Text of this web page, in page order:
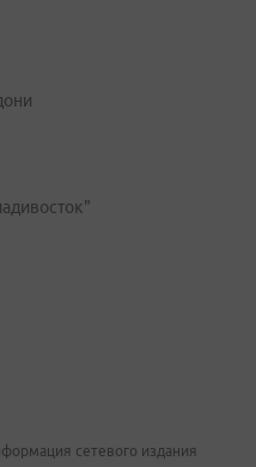
сетевого издания